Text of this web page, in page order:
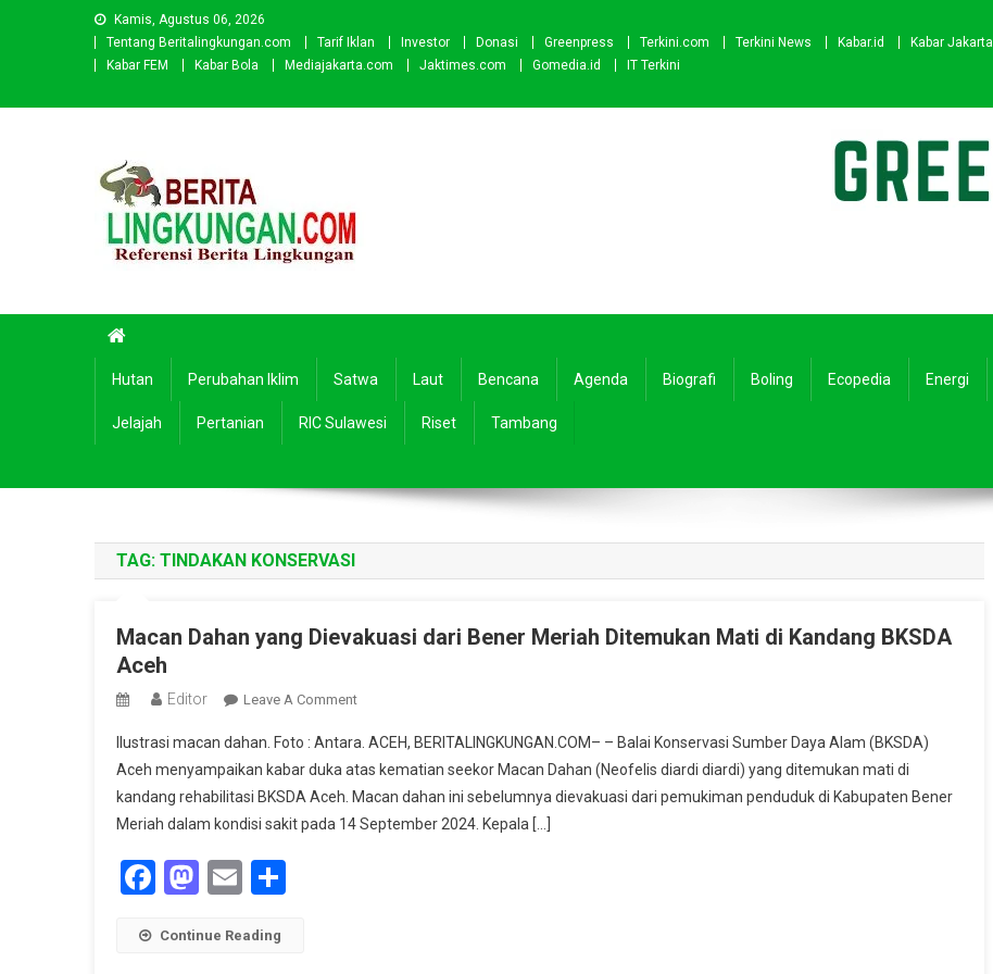
Kamis, Agustus 06, 2026
Tentang Beritalingkungan.com
Tarif Iklan Investor Donasi Greenpress Terkini.com Terkini News Kabar.id Kabar Jakarta
Kabar FEM
Kabar Bola Mediajakarta.com Jaktimes.com Gomedia.id IT Terkini
Hutan Perubahan Iklim Satwa Laut Bencana Agenda Biografi Boling Ecopedia Energi
Jelajah Pertanian RIC Sulawesi Riset Tambang
TAG: TINDAKAN KONSERVASI
Macan Dahan yang Dievakuasi dari Bener Meriah Ditemukan Mati di Kandang BKSDA
Aceh
Editor Leave A CommentOn
Dahan
Yang
Dievakuasi
Dari
Ilustrasi macan dahan. Foto : Antara. ACEH, BERITALINGKUNGAN.COM– – Balai Konservasi Sumber Daya Alam (BKSDA)
Aceh menyampaikan kabar duka atas kematian seekor Macan Dahan (Neofelis diardi diardi) yang ditemukan mati di
kandang rehabilitasi BKSDA Aceh. Macan dahan ini sebelumnya dievakuasi dari pemukiman penduduk di Kabupaten Bener
Meriah dalam kondisi sakit pada 14 September 2024. Kepala […]
Facebook
Mastodon
Email
Continue Reading